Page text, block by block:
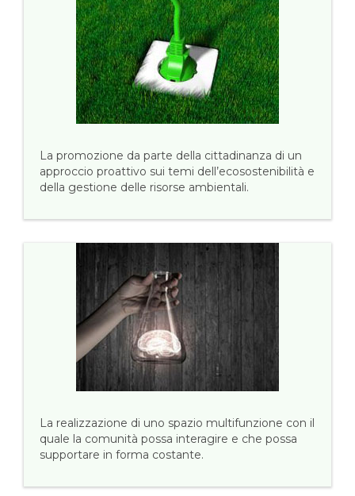
La promozione da parte della cittadinanza di un
approccio proattivo sui temi dell’ecosostenibilità e
della gestione delle risorse ambientali.
La realizzazione di uno spazio multifunzione con il
quale la comunità possa interagire e che possa
supportare in forma costante.